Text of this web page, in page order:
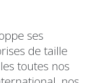
ses
de taille
toutes nos